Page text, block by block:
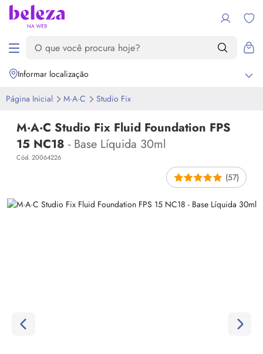
Informar localização
Página Inicial M·A·C Studio Fix
M·A·C Studio Fix Fluid Foundation FPS
15 NC18 - Base Líquida 30ml
Cód. 20064226
(57)